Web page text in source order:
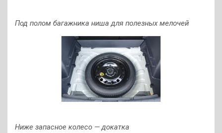
Под полом багажника ниша для полезных мелочей
Ниже запасное колесо — докатка